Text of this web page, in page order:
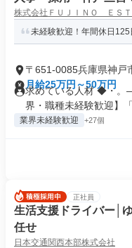
株式会社ＦＵＪＩＮＯ ＥＳＴ
未経験歓迎！年間休日125
〒651-0085兵庫県神戸
月給25万円～50万円
求めている人材 ◆
界・職種未経験歓迎】「
業界未経験歓迎 +27個
正社員
生活支援ドライバー│
任せ
日本交通関西本部株式会社